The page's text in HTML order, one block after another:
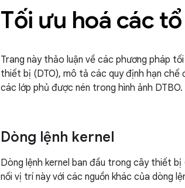
Tối ưu hoá các
Trang này thảo luận về các phương pháp
thiết bị (DTO), mô tả các quy định hạn
các lớp phủ được nén trong hình ảnh
Dòng lệnh kernel
Dòng lệnh kernel ban đầu trong cây thiết bị
nối vị trí này với các nguồn khác của dòng